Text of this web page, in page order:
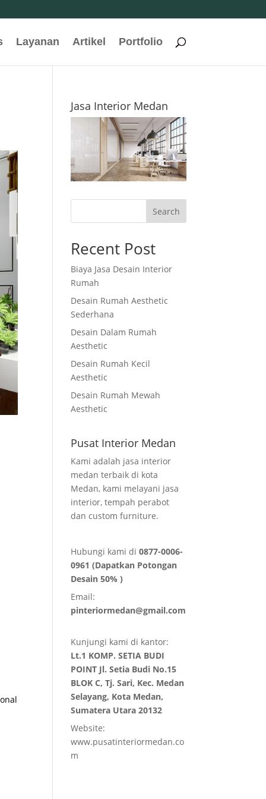
Layanan Artikel Portfolio
Jasa Interior Medan
Search
Recent Post
Biaya Jasa Desain Interior
Rumah
Desain Rumah Aesthetic
Sederhana
Desain Dalam Rumah
Aesthetic
Desain Rumah Kecil
Aesthetic
Desain Rumah Mewah
Aesthetic
Pusat Interior Medan
Kami adalah jasa interior
medan terbaik di kota
Medan, kami melayani jasa
interior, tempah perabot
dan custom furniture.
Hubungi kami di0877-0006-
0961 (Dapatkan Potongan
Desain 50% )
Email:
pinteriormedan@gmail.com
Kunjungi kami di kantor:
Lt.1 KOMP. SETIA BUDI
POINT Jl. Setia Budi No.15
BLOK C, Tj. Sari, Kec. Medan
Selayang, Kota Medan,
Sumatera Utara 20132
Website:
www.pusatinteriormedan.co
m